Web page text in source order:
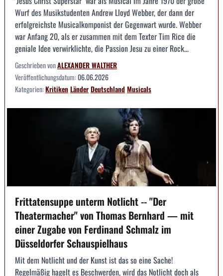
Wurf des Musikstudenten Andrew Lloyd Webber, der dann der
erfolgreichste Musicalkomponist der Gegenwart wurde. Webber
war Anfang 20, als er zusammen mit dem Texter Tim Rice die
geniale Idee verwirklichte, die Passion Jesu zu einer Rock...
Geschrieben vonALEXANDER WALTHER
Veröffentlichungsdatum:06.06.2026
Kategorien:KritikenLänderDeutschlandMusicals
Frittatensuppe unterm Notlicht -- "Der
Theatermacher" von Thomas Bernhard — mit
einer Zugabe von Ferdinand Schmalz im
Düsseldorfer Schauspielhaus
Mit dem Notlicht und der Kunst ist das so eine Sache!
Regelmäßig hagelt es Beschwerden, wird das Notlicht doch als